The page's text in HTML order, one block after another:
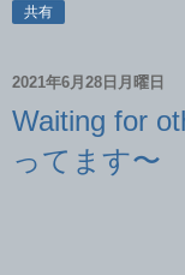
共有
2021年6月28日月曜日
Waiting for
ってます〜